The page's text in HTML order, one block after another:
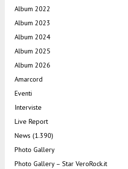
Album 2022
Album 2023
Album 2024
Album 2025
Album 2026
Amarcord
Eventi
Interviste
Live Report
News (1.390)
Photo Gallery
Photo Gallery – Star VeroRock.it